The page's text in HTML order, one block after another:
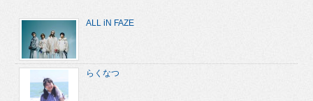
ALL iN FAZE
らくなつ